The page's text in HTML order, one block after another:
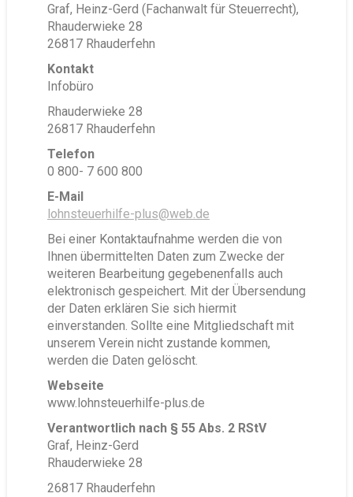
Graf, Heinz-Gerd (Fachanwalt für Steuerrecht),
Rhauderwieke 28
26817 Rhauderfehn
Kontakt
Infobüro
Rhauderwieke 28
26817 Rhauderfehn
Telefon
0 800- 7 600 800
E-Mail
lohnsteuerhilfe-plus@web.de
Bei einer Kontaktaufnahme werden die von
Ihnen übermittelten Daten zum Zwecke der
weiteren Bearbeitung gegebenenfalls auch
elektronisch gespeichert. Mit der Übersendung
der Daten erklären Sie sich hiermit
einverstanden. Sollte eine Mitgliedschaft mit
unserem Verein nicht zustande kommen,
werden die Daten gelöscht.
Webseite
www.lohnsteuerhilfe-plus.de
Verantwortlich nach § 55 Abs. 2 RStV
Graf, Heinz-Gerd
Rhauderwieke 28
26817 Rhauderfehn